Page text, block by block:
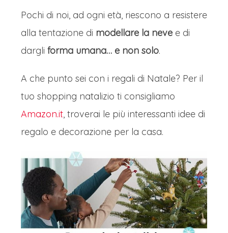
Pochi di noi, ad ogni età, riescono a resistere
alla tentazione di modellare la neve e di
dargli forma umana… e non solo.
A che punto sei con i regali di Natale? Per il
tuo shopping natalizio ti consigliamo
Amazon.it, troverai le più interessanti idee di
regalo e decorazione per la casa.